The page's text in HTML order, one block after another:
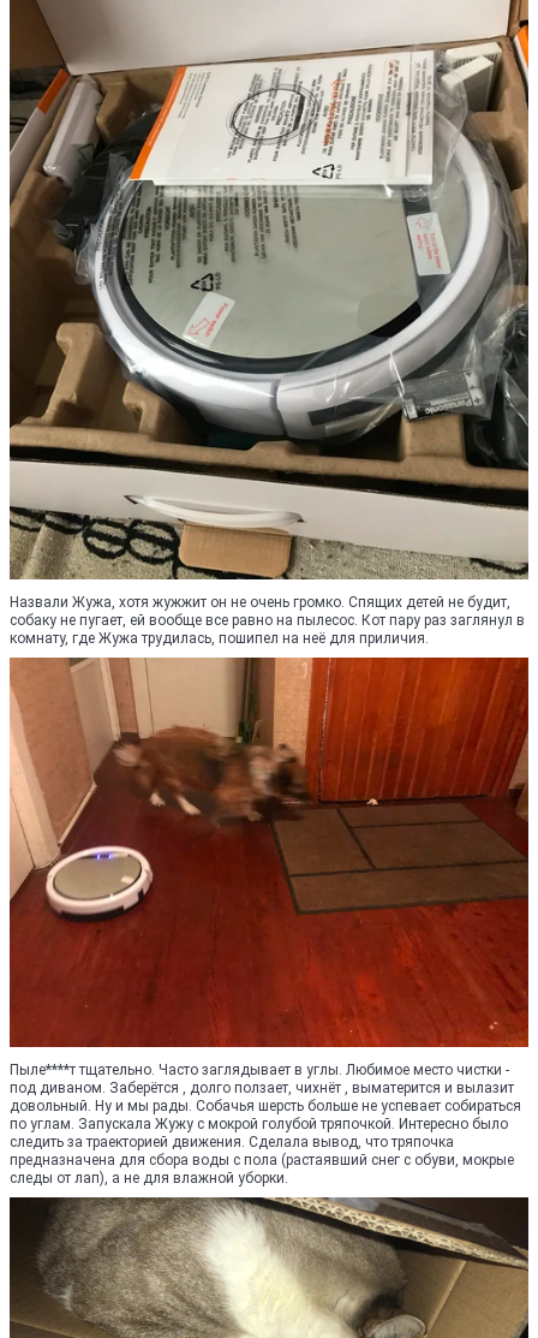
Назвали Жужа, хотя жужжит он не очень громко. Спящих детей не будит,
собаку не пугает, ей вообще все равно на пылесос. Кот пару раз заглянул в
комнату, где Жужа трудилась, пошипел на неё для приличия.
Пыле****т тщательно. Часто заглядывает в углы. Любимое место чистки -
под диваном. Заберётся , долго ползает, чихнёт , выматерится и вылазит
довольный. Ну и мы рады. Собачья шерсть больше не успевает собираться
по углам. Запускала Жужу с мокрой голубой тряпочкой. Интересно было
следить за траекторией движения. Сделала вывод, что тряпочка
предназначена для сбора воды с пола (растаявший снег с обуви, мокрые
следы от лап), а не для влажной уборки.